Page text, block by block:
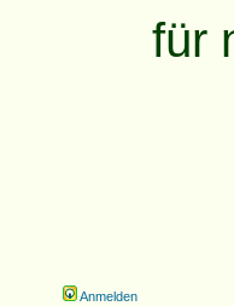
für
Anmelden